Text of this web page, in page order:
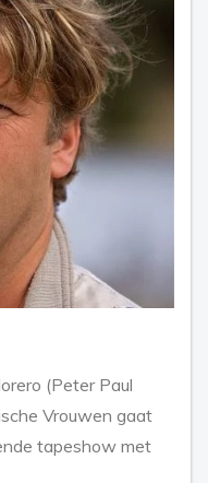
(Peter Paul
Vrouwen gaat
tapeshow met